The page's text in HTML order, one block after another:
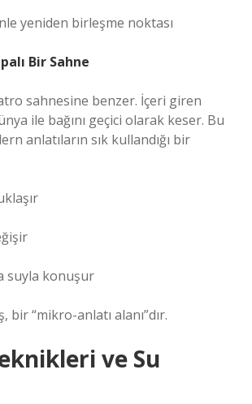
yeniden birleşme noktası
Bir Sahne
sahnesine benzer. İçeri giren
ile bağını geçici olarak keser. Bu
anlatıların sık kullandığı bir
suyla konuşur
bir “mikro-anlatı alanı”dır.
ve Su